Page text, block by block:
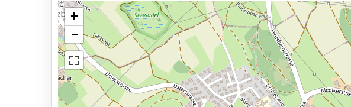
Asphalt oder Pflaster
Videoüberwachung
Autowäsche
Sicherheitsmitarbeiter vor Ort
Außenbeleuchtung
+
−